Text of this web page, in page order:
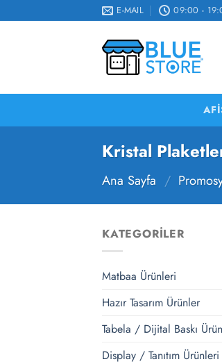
atla
E-MAIL 09:00 -
Kristal
Ana Sayfa /
KATEGORILER
Matbaa Ürünleri
Hazır Tasarım Ürünler
Tabela / Dijital Baskı
Display / Tanıtım Ürünleri